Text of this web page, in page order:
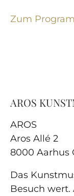
Zum
AROS
AROS
Aros Allé 2
8000 Aarhus
Das
Besuch